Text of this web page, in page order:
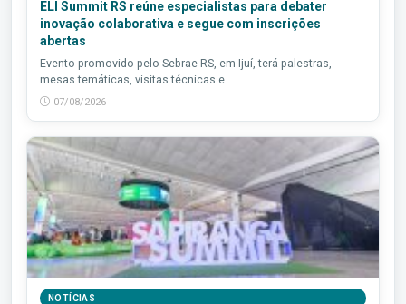
ELI Summit RS reúne especialistas para debater
inovação colaborativa e segue com inscrições
abertas
Evento promovido pelo Sebrae RS, em Ijuí, terá palestras,
mesas temáticas, visitas técnicas e...
07/08/2026
NOTÍCIAS